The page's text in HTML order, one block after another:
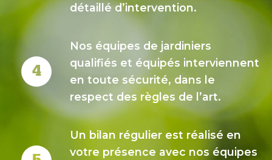
détaillé d’intervention.
Nos équipes de jardiniers
qualifiés et équipés interviennent
en toute sécurité, dans le
respect des règles de l’art.
Un bilan régulier est réalisé en
votre présence avec nos équipes